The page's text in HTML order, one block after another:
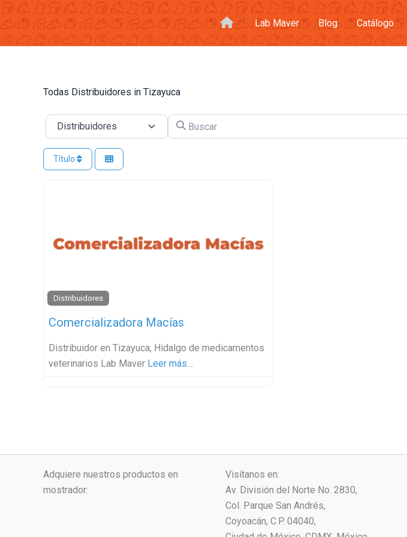
Ir
al
contenido
Lab Maver Blog Catálogo
Todas Distribuidores in Tizayuca
Seleccionar el formulario de búsqueda
Buscar
Título
Distribuidores
Comercializadora Macías
Distribuidor en Tizayuca, Hidalgo de medicamentos
veterinarios Lab Maver Leer más…
Adquiere nuestros productos en
mostrador:
Visítanos en:
Av. División del Norte No. 2830,
Col. Parque San Andrés,
Coyoacán, C.P. 04040,